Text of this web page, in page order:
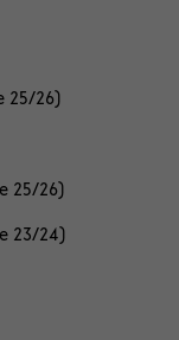
25/26)
25/26)
23/24)